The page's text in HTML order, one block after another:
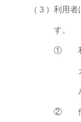
（３） 利用者
す。
①
②